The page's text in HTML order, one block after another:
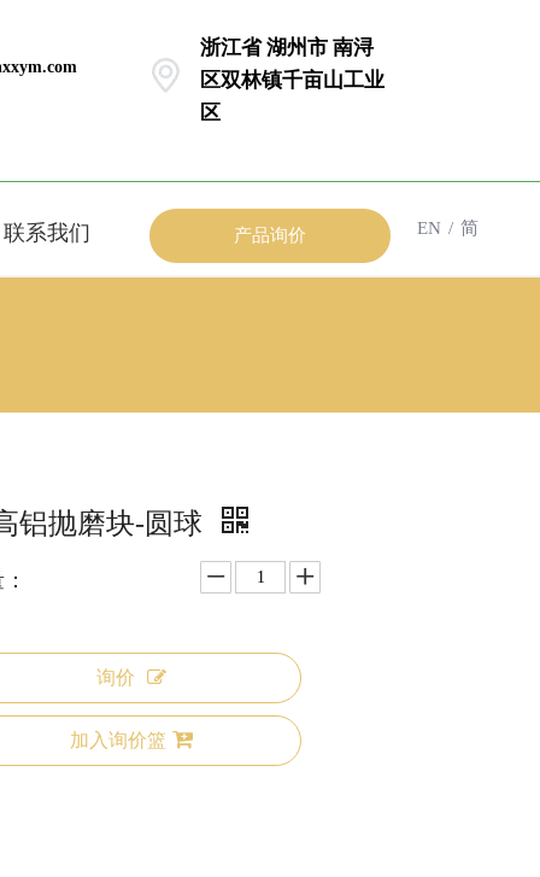
浙江省 湖州市 南浔
区双林镇千亩山工业
区
联系我们 产品询价 EN / 简
铝抛磨块-圆球
询价
加入询价篮